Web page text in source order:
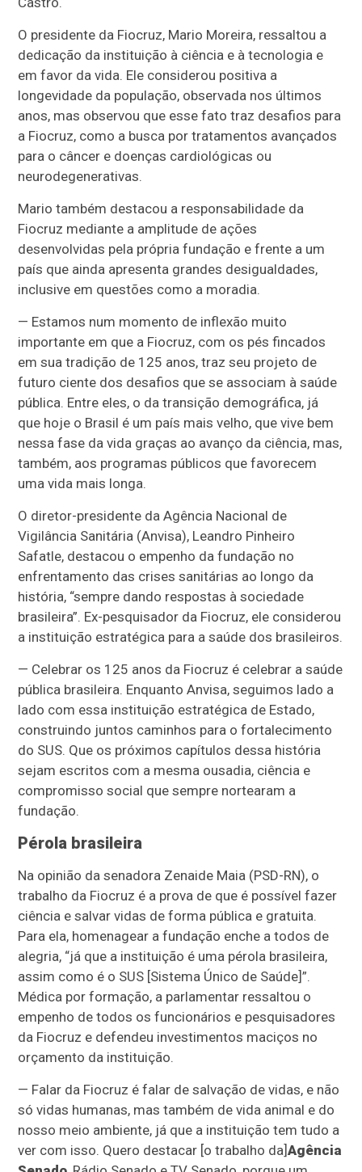
O presidente da Fiocruz, Mario Moreira, ressaltou a
dedicação da instituição à ciência e à tecnologia e
em favor da vida. Ele considerou positiva a
longevidade da população, observada nos últimos
anos, mas observou que esse fato traz desafios para
a Fiocruz, como a busca por tratamentos avançados
para o câncer e doenças cardiológicas ou
neurodegenerativas.
Mario também destacou a responsabilidade da
Fiocruz mediante a amplitude de ações
desenvolvidas pela própria fundação e frente a um
país que ainda apresenta grandes desigualdades,
inclusive em questões como a moradia.
— Estamos num momento de inflexão muito
importante em que a Fiocruz, com os pés fincados
em sua tradição de 125 anos, traz seu projeto de
futuro ciente dos desafios que se associam à saúde
pública. Entre eles, o da transição demográfica, já
que hoje o Brasil é um país mais velho, que vive bem
nessa fase da vida graças ao avanço da ciência, mas,
também, aos programas públicos que favorecem
uma vida mais longa.
O diretor-presidente da Agência Nacional de
Vigilância Sanitária (Anvisa), Leandro Pinheiro
Safatle, destacou o empenho da fundação no
enfrentamento das crises sanitárias ao longo da
história, “sempre dando respostas à sociedade
brasileira”. Ex-pesquisador da Fiocruz, ele considerou
a instituição estratégica para a saúde dos brasileiros.
— Celebrar os 125 anos da Fiocruz é celebrar a saúde
pública brasileira. Enquanto Anvisa, seguimos lado a
lado com essa instituição estratégica de Estado,
construindo juntos caminhos para o fortalecimento
do SUS. Que os próximos capítulos dessa história
sejam escritos com a mesma ousadia, ciência e
compromisso social que sempre nortearam a
fundação.
Pérola brasileira
Na opinião da senadora Zenaide Maia (PSD-RN), o
trabalho da Fiocruz é a prova de que é possível fazer
ciência e salvar vidas de forma pública e gratuita.
Para ela, homenagear a fundação enche a todos de
alegria, “já que a instituição é uma pérola brasileira,
assim como é o SUS [Sistema Único de Saúde]”.
Médica por formação, a parlamentar ressaltou o
empenho de todos os funcionários e pesquisadores
da Fiocruz e defendeu investimentos maciços no
orçamento da instituição.
— Falar da Fiocruz é falar de salvação de vidas, e não
só vidas humanas, mas também de vida animal e do
nosso meio ambiente, já que a instituição tem tudo a
ver com isso. Quero destacar [o trabalho da]Agência